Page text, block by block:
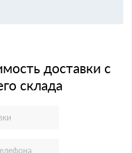
доставки с
склада